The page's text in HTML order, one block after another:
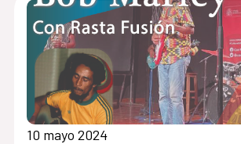
10 mayo 2024